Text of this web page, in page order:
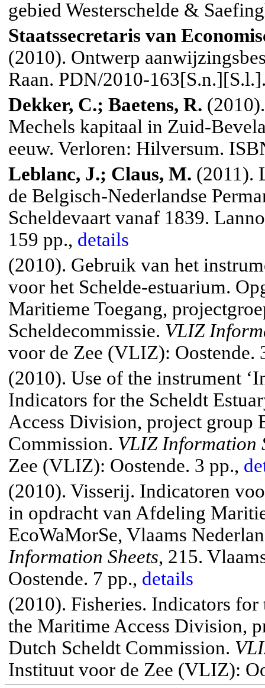
gebied Westerschelde &
Staatssecretaris van
(2010). Ontwerp
Raan. PDN/2010-
Dekker, C.; Baetens, R.
Mechels kapitaal in Zuid-
eeuw. Verloren: Hilversum.
Leblanc, J.; Claus, M. (2011).
de Belgisch-Nederlandse
Scheldevaart vanaf 1839.
159 pp., details
(2010). Gebruik van het
voor het Schelde-estuarium.
Maritieme Toegang,
Scheldecommissie. VLIZ
voor de Zee (VLIZ): Oostende.
(2010). Use of the instrument
Indicators for the Scheldt
Access Division, project group
Commission. VLIZ Information
Zee (VLIZ): Oostende. 3 pp.,
(2010). Visserij. Indicatoren
in opdracht van Afdeling
EcoWaMorSe, Vlaams
Information Sheets, 215.
Oostende. 7 pp., details
(2010). Fisheries. Indicators
the Maritime Access Division,
Dutch Scheldt Commission.
Instituut voor de Zee (VLIZ):